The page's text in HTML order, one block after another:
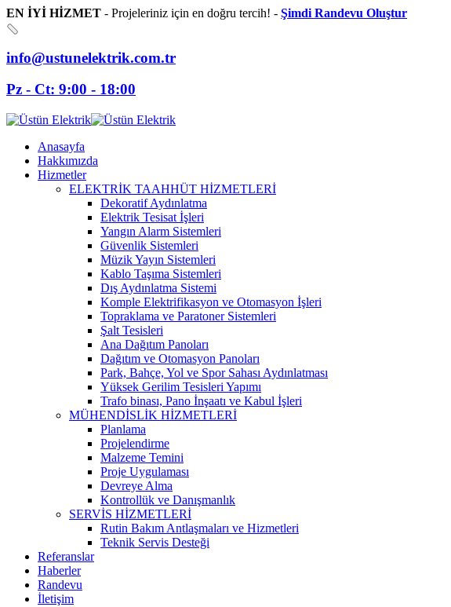
EN İYİ HİZMET - Projeleriniz için en doğru tercih! - Şimdi Randevu Oluştur
info@ustunelektrik.com.tr
Pz - Ct: 9:00 - 18:00
Anasayfa
Hakkımızda
Hizmetler
ELEKTRİK TAAHHÜT HİZMETLERİ
Dekoratif Aydınlatma
Elektrik Tesisat İşleri
Yangın Alarm Sistemleri
Güvenlik Sistemleri
Müzik Yayın Sistemleri
Kablo Taşıma Sistemleri
Dış Aydınlatma Sistemi
Komple Elektrifikasyon ve Otomasyon İşleri
Topraklama ve Paratoner Sistemleri
Şalt Tesisleri
Ana Dağıtım Panoları
Dağıtım ve Otomasyon Panoları
Park, Bahçe, Yol ve Spor Sahası Aydınlatması
Yüksek Gerilim Tesisleri Yapımı
Trafo binası, Pano İnşaatı ve Kabul İşleri
MÜHENDİSLİK HİZMETLERİ
Planlama
Projelendirme
Malzeme Temini
Proje Uygulaması
Devreye Alma
Kontrollük ve Danışmanlık
SERVİS HİZMETLERİ
Rutin Bakım Antlaşmaları ve Hizmetleri
Teknik Servis Desteği
Referanslar
Haberler
Randevu
İletişim